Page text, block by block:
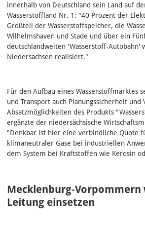
innerhalb von Deutschland sein Land auf
Wasserstoffland Nr. 1: "40 Prozent der
Großteil der Wasserstoffspeicher, die
Wilhelmshaven und Stade und über ein
deutschlandweiten 'Wasserstoff-Autobahn'
Niedersachsen realisiert."
Für den Aufbau eines Wasserstoffmarktes
und Transport auch Planungssicherheit und
Absatzmöglichkeiten des Produkts
ergänzte der niedersächsische
"Denkbar ist hier eine verbindliche Quote
klimaneutraler Gase bei industriellen
dem System bei Kraftstoffen wie Kerosin
Mecklenburg-Vorpommern
Leitung einsetzen